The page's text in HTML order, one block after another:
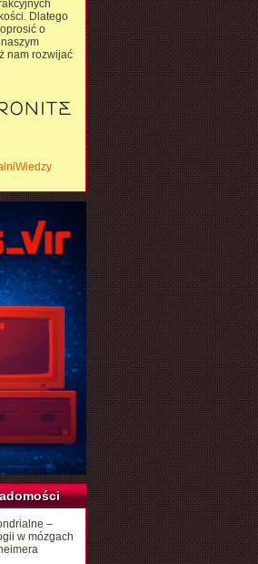
Dlatego
o
nam rozwijać
–
w mózgach